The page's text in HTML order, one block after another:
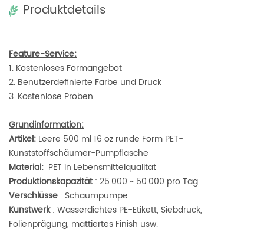
Produktdetails
Feature-Service:
1. Kostenloses Formangebot
2. Benutzerdefinierte Farbe und Druck
3. Kostenlose Proben
Grundinformation:
Artikel: Leere 500 ml 16 oz runde Form PET-
Kunststoffschäumer-Pumpflasche
Material: PET in Lebensmittelqualität
Produktionskapazität: 25.000 ~ 50.000 pro Tag
Verschlüsse : Schaumpumpe
Kunstwerk: Wasserdichtes PE-Etikett, Siebdruck,
Folienprägung, mattiertes Finish usw.